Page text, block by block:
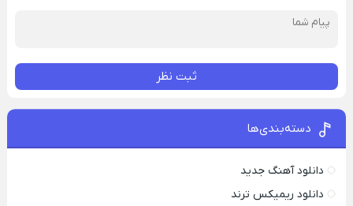
ثبت نظر
دسته‌بندی‌ها
دانلود آهنگ جدید
دانلود ریمیکس ترند